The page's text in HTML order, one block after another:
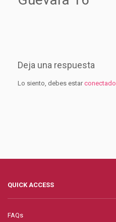
Deja una respuesta
Lo siento, debes estarconectado
QUICK ACCESS
FAQs